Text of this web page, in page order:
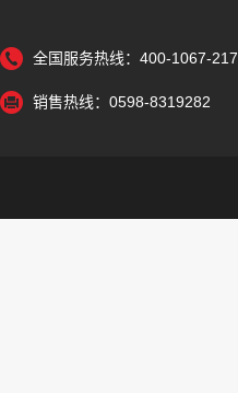
全国服务热线：400-1067-217
销售热线：0598-8319282